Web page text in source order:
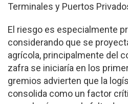
Terminales y Puertos
El riesgo es especialmente
considerando que se
agrícola, principalmente del
zafra se iniciaría en los
gremios advierten que la
consolida como un factor